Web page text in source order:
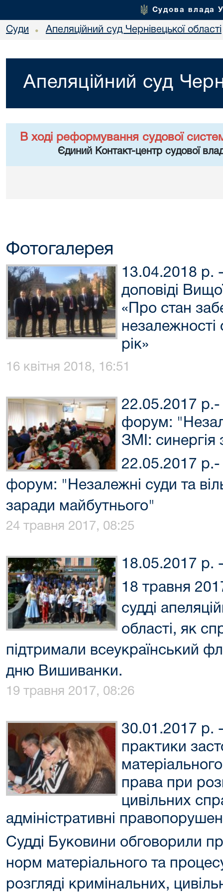
Судова влада
Суди • Апеляційний суд Чернівецької області
Апеляційний суд
В ході реформування судової
Єдиний Контакт-центр судової
Фотогалерея
13.04.2018 р.
доповіді
«Про стан
незалежності
рік»
16 квітня 2018, 16:51
22.05.2017
форум:
ЗМІ: синергія
22.05.2017
форум: "Незалежні суди та
заради майбутнього"
24 травня 2017, 08:25
18.05.2017 р.
18 травня
судді
області, як
підтримали всеукраїнський
дню Вишиванки.
19 травня 2017, 08:26
30.01.2017 р.
практики
права при
цивільних
адміністративні
Судді Буковини обговорили
норм матеріального та
розгляді кримінальних,